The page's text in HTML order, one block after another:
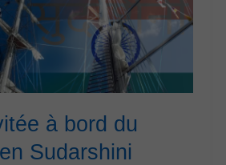
à bord du
Sudarshini